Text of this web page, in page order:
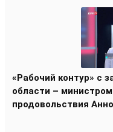
«Рабочий контур» с
области –
продовольствия